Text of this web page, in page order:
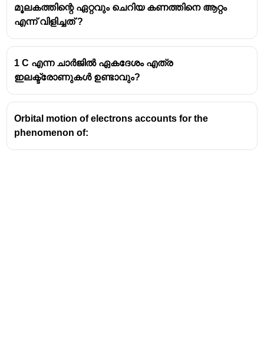
അതായത്, ഒരു ഇലക്ട്രോൺ കറങ്ങുന്ന
ഓർബിറ്റിന്റെ ഊർജ്ജനിലയെ (principal quantum
number) ആശ്രയിച്ച് ഇതിന് ചില നിശ്ചിത
ഒരു ഇലക്ട്രോൺ കറങ്ങുന്ന ഓർബിറ്റിന്റെ
ഊർജ്ജനിലയെ (principal quantum number)
ആശ്രയിച്ചാണ് ഈ മൂല്യങ്ങൾ
നിർണ്ണയിക്കുന്നത്.
ഇതനുസരിച്ച്, കോണീയ ആവേഗം താഴെപ്പറയുന്ന
സമവാക്യം ഉപയോഗിച്ച് കണക്കാക്കാം:
മൂലകത്തിന്റെ ഏറ്റവും ചെറിയ കണത്തിനെ ആറ്റം
എന്ന് വിളിച്ചത് ?
1 C എന്ന ചാർജിൽ ഏകദേശം എത്ര
ഇലക്ട്രോണുകൾ ഉണ്ടാവും?
Orbital motion of electrons accounts for the
phenomenon of: